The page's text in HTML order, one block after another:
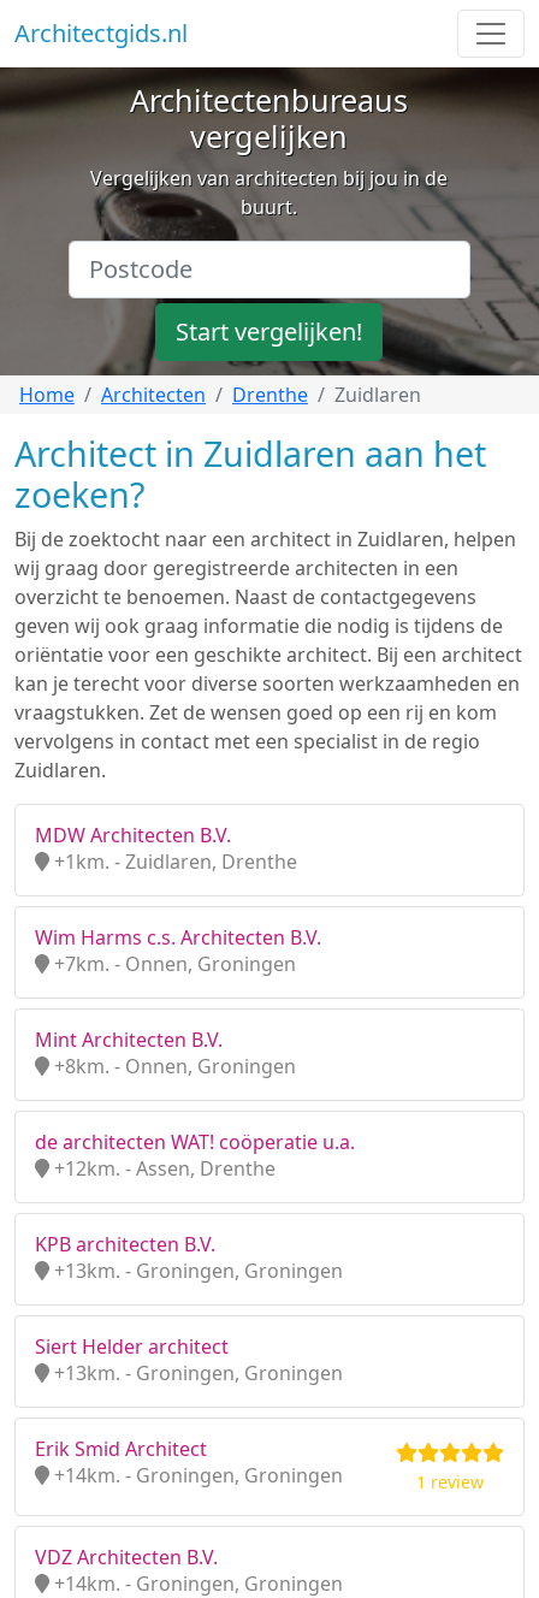
Architectgids.nl
Architectenbureaus
vergelijken
Vergelijken van architecten bij jou in de
buurt.
Start vergelijken!
Home Architecten Drenthe Zuidlaren
Architect in Zuidlaren aan het
zoeken?
Bij de zoektocht naar een architect in Zuidlaren, helpen
wij graag door geregistreerde architecten in een
overzicht te benoemen. Naast de contactgegevens
geven wij ook graag informatie die nodig is tijdens de
oriëntatie voor een geschikte architect. Bij een architect
kan je terecht voor diverse soorten werkzaamheden en
vraagstukken. Zet de wensen goed op een rij en kom
vervolgens in contact met een specialist in de regio
Zuidlaren.
MDW Architecten B.V.
+1km. - Zuidlaren, Drenthe
Wim Harms c.s. Architecten B.V.
+7km. - Onnen, Groningen
Mint Architecten B.V.
+8km. - Onnen, Groningen
de architecten WAT! coöperatie u.a.
+12km. - Assen, Drenthe
KPB architecten B.V.
+13km. - Groningen, Groningen
Siert Helder architect
+13km. - Groningen, Groningen
Erik Smid Architect
+14km. - Groningen, Groningen
1 review
VDZ Architecten B.V.
+14km. - Groningen, Groningen